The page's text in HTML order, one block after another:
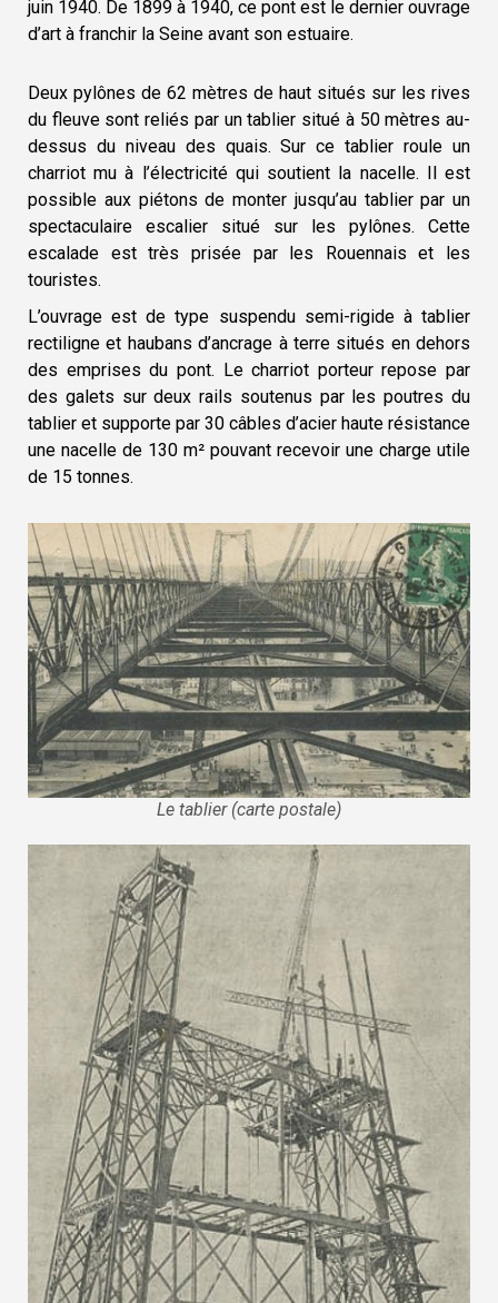
juin 1940. De 1899 à 1940, ce pont est le dernier ouvrage
d’art à franchir la Seine avant son estuaire.
Deux pylônes de 62 mètres de haut situés sur les rives
du fleuve sont reliés par un tablier situé à 50 mètres au-
dessus du niveau des quais. Sur ce tablier roule un
charriot mu à l’électricité qui soutient la nacelle. Il est
possible aux piétons de monter jusqu’au tablier par un
spectaculaire escalier situé sur les pylônes. Cette
escalade est très prisée par les Rouennais et les
touristes.
L’ouvrage est de type suspendu semi-rigide à tablier
rectiligne et haubans d’ancrage à terre situés en dehors
des emprises du pont. Le charriot porteur repose par
des galets sur deux rails soutenus par les poutres du
tablier et supporte par 30 câbles d’acier haute résistance
une nacelle de 130 m² pouvant recevoir une charge utile
de 15 tonnes.
Le tablier (carte postale)